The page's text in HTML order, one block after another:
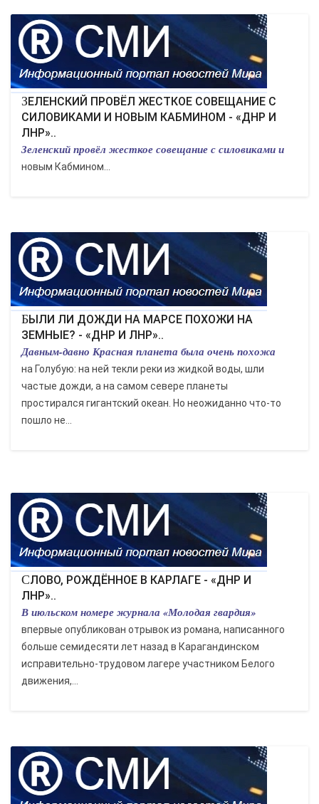
ЗЕЛЕНСКИЙ ПРОВЁЛ ЖЕСТКОЕ СОВЕЩАНИЕ С
СИЛОВИКАМИ И НОВЫМ КАБМИНОМ - «ДНР И
ЛНР»..
Зеленский провёл жесткое совещание с силовиками и
новым Кабмином...
БЫЛИ ЛИ ДОЖДИ НА МАРСЕ ПОХОЖИ НА
ЗЕМНЫЕ? - «ДНР И ЛНР»..
Давным-давно Красная планета была очень похожа
на Голубую: на ней текли реки из жидкой воды, шли
частые дожди, а на самом севере планеты
простирался гигантский океан. Но неожиданно что-то
пошло не...
СЛОВО, РОЖДЁННОЕ В КАРЛАГЕ - «ДНР И
ЛНР»..
В июльском номере журнала «Молодая гвардия»
впервые опубликован отрывок из романа, написанного
больше семидесяти лет назад в Карагандинском
исправительно-трудовом лагере участником Белого
движения,...